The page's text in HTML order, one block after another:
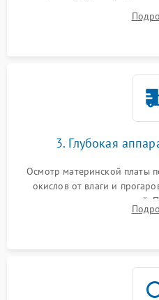
высохшей
3. Глубокая
Осмотр материнской платы
окислов от влаги и
дежурных напряжений.
мультиконтроллера,